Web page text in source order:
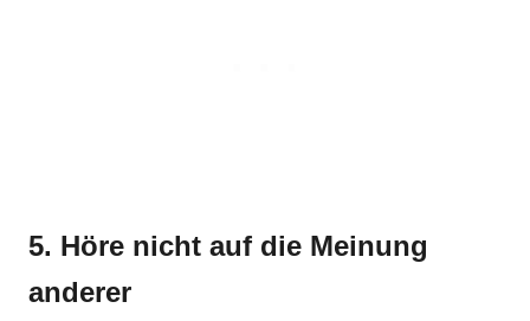
5. Höre nicht auf die Meinung
anderer